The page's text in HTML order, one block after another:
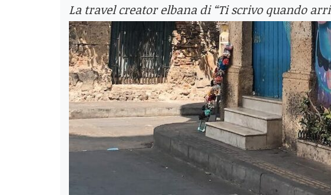
La travel creator elbana di “Ti scrivo quando